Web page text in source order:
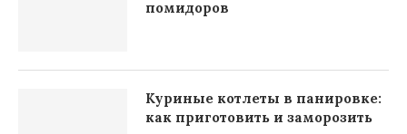
помидоров
Куриные котлеты в панировке:
как приготовить и заморозить